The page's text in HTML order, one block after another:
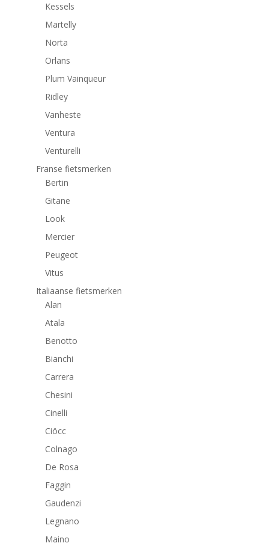
Kessels
Martelly
Norta
Orlans
Plum Vainqueur
Ridley
Vanheste
Ventura
Venturelli
Franse fietsmerken
Bertin
Gitane
Look
Mercier
Peugeot
Vitus
Italiaanse fietsmerken
Alan
Atala
Benotto
Bianchi
Carrera
Chesini
Cinelli
Ciöcc
Colnago
De Rosa
Faggin
Gaudenzi
Legnano
Maino